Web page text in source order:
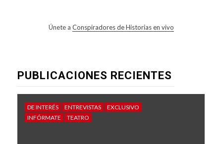
Únete a Conspiradores de Historias en vivo
PUBLICACIONES RECIENTES
DE INTERÉS ENTREVISTAS
EXCLUSIVO
INFÓRMATE
TEATRO